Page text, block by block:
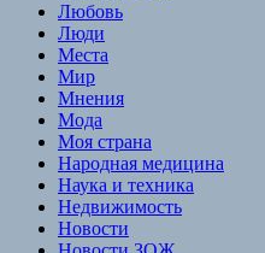
Любовь
Люди
Места
Мир
Мнения
Мода
Моя страна
Народная медицина
Наука и техника
Недвижимость
Новости